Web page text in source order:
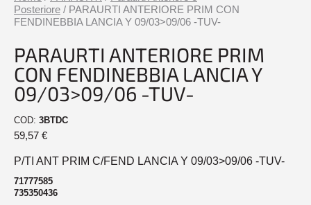
Posteriore / PARAURTI ANTERIORE PRIM CON
FENDINEBBIA LANCIA Y 09/03>09/06 -TUV-
PARAURTI ANTERIORE PRIM
CON FENDINEBBIA LANCIA Y
09/03>09/06 -TUV-
COD: 3BTDC
59,57 €
P/TI ANT PRIM C/FEND LANCIA Y 09/03>09/06 -TUV-
71777585
735350436